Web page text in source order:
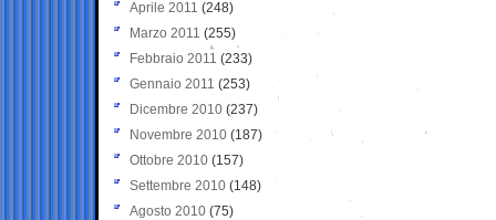
Aprile 2011 (248)
Marzo 2011 (255)
Febbraio 2011 (233)
Gennaio 2011 (253)
Dicembre 2010 (237)
Novembre 2010 (187)
Ottobre 2010 (157)
Settembre 2010 (148)
Agosto 2010 (75)